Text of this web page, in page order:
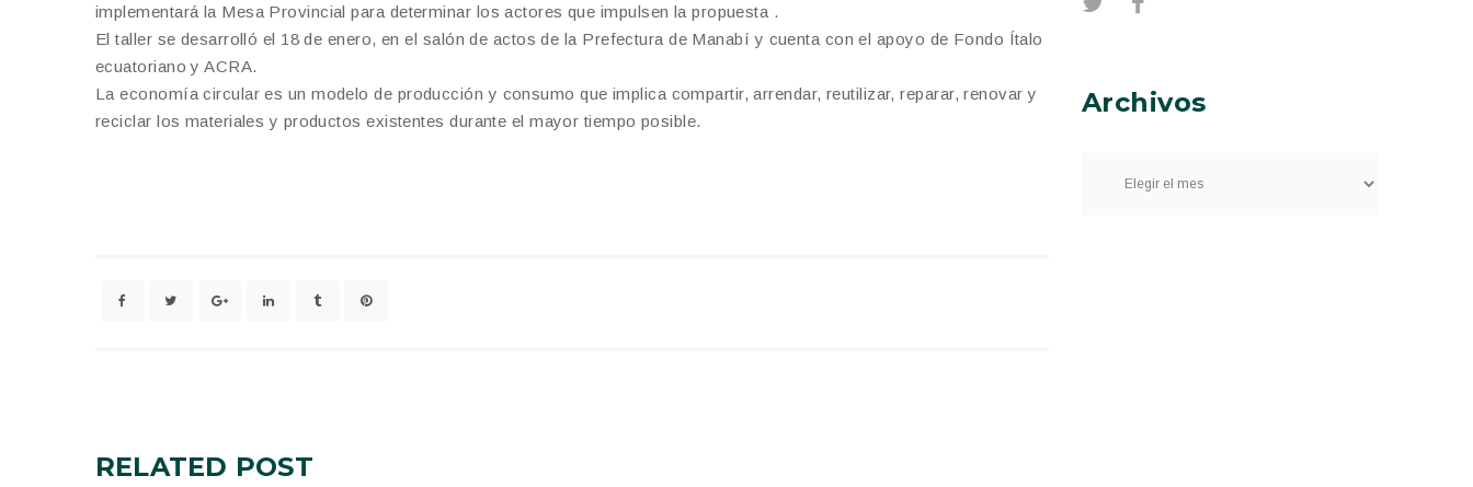
implementará la Mesa Provincial para determinar los actores que impulsen la propuesta .
El taller se desarrolló el 18 de enero, en el salón de actos de la Prefectura de Manabí y cuenta con el apoyo de Fondo Ítalo
ecuatoriano y ACRA.
La economía circular es un modelo de producción y consumo que implica compartir, arrendar, reutilizar, reparar, renovar y
reciclar los materiales y productos existentes durante el mayor tiempo posible.
RELATED POST
Archivos